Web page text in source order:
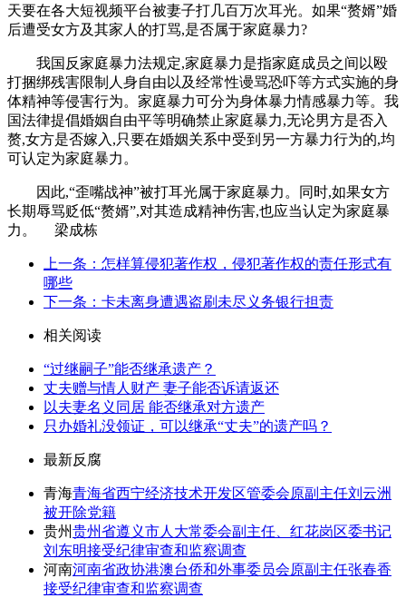
天要在各大短视频平台被妻子打几百万次耳光。如果“赘婿”婚
后遭受女方及其家人的打骂,是否属于家庭暴力?
我国反家庭暴力法规定,家庭暴力是指家庭成员之间以殴
打捆绑残害限制人身自由以及经常性谩骂恐吓等方式实施的身
体精神等侵害行为。家庭暴力可分为身体暴力情感暴力等。我
国法律提倡婚姻自由平等明确禁止家庭暴力,无论男方是否入
赘,女方是否嫁入,只要在婚姻关系中受到另一方暴力行为的,均
可认定为家庭暴力。
因此,“歪嘴战神”被打耳光属于家庭暴力。同时,如果女方
长期辱骂贬低“赘婿”,对其造成精神伤害,也应当认定为家庭暴
力。 梁成栋
上一条：怎样算侵犯著作权，侵犯著作权的责任形式有
哪些
下一条：卡未离身遭遇盗刷未尽义务银行担责
相关阅读
“过继嗣子”能否继承遗产？
丈夫赠与情人财产 妻子能否诉请返还
以夫妻名义同居 能否继承对方遗产
只办婚礼没领证，可以继承“丈夫”的遗产吗？
最新反腐
青海青海省西宁经济技术开发区管委会原副主任刘云洲
被开除党籍
贵州贵州省遵义市人大常委会副主任、红花岗区委书记
刘东明接受纪律审查和监察调查
河南河南省政协港澳台侨和外事委员会原副主任张春香
接受纪律审查和监察调查